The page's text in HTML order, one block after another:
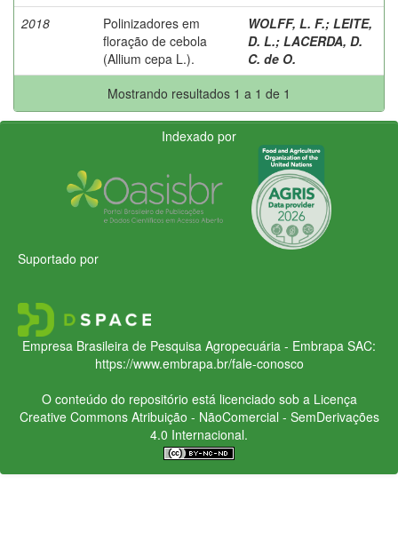
2018
Polinizadores em
floração de cebola
(Allium cepa L.).
WOLFF, L. F.; LEITE,
D. L.; LACERDA, D.
C. de O.
Mostrando resultados 1 a 1 de 1
Indexado por
Suportado por
Empresa Brasileira de Pesquisa Agropecuária - Embrapa SAC:
https://www.embrapa.br/fale-conosco
O conteúdo do repositório está licenciado sob a Licença
Creative CommonsAtribuição - NãoComercial - SemDerivações
4.0 Internacional.